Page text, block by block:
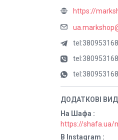
https://
На Шафа
https://shafa.ua/
В Instagram